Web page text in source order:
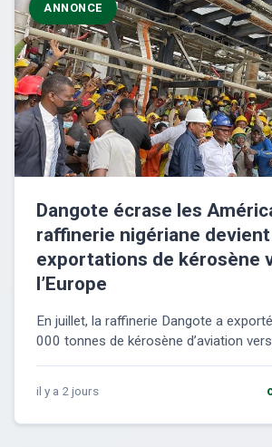
ANNONCE
Dangote écrase les
raffinerie nigériane devient
exportations de kérosène
l’Europe
En juillet, la raffinerie Dangote a
000 tonnes de kérosène d’aviation
il y a 2 jours